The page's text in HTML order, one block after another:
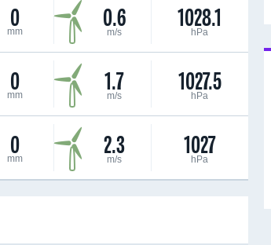
0
mm 0.6
m/s 1028.1
hPa
0
mm 1.7
m/s 1027.5
hPa
0
mm 2.3
m/s 1027
hPa